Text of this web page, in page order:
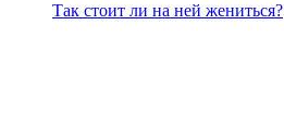
Так стоит ли на ней жениться?